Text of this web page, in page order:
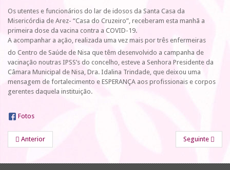
Os utentes e funcionários do lar de idosos da Santa Casa da
Misericórdia de Arez- “Casa do Cruzeiro”, receberam esta manhã a
primeira dose da vacina contra a COVID-19.
A acompanhar a ação, realizada uma vez mais por três enfermeiras
do Centro de Saúde de Nisa que têm desenvolvido a campanha de
vacinação noutras IPSS’s do concelho, esteve a Senhora Presidente da
Câmara Municipal de Nisa, Dra. Idalina Trindade, que deixou uma
mensagem de fortalecimento e ESPERANÇA aos profissionais e corpos
gerentes daquela instituição.
Fotos
Anterior Seguinte